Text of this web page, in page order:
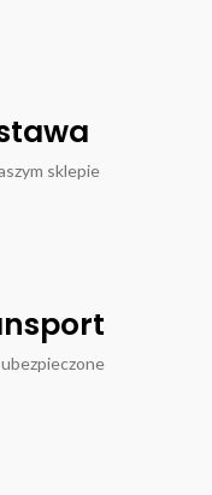
sklepie